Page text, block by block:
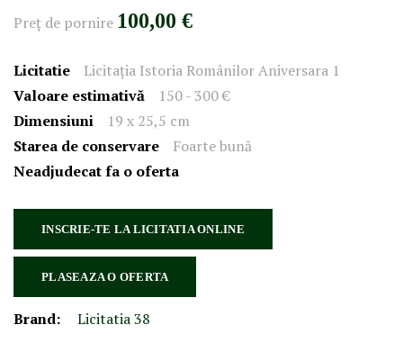
Preţ de pornire 100,00 €
Licitatie
Licitația Istoria Românilor Aniversara 1
Valoare estimativă
150 - 300 €
Dimensiuni
19 x 25,5 cm
Starea de conservare
Foarte bună
Neadjudecat fa o oferta
INSCRIE-TE LA LICITATIA ONLINE
PLASEAZA O OFERTA
Brand: Licitatia 38